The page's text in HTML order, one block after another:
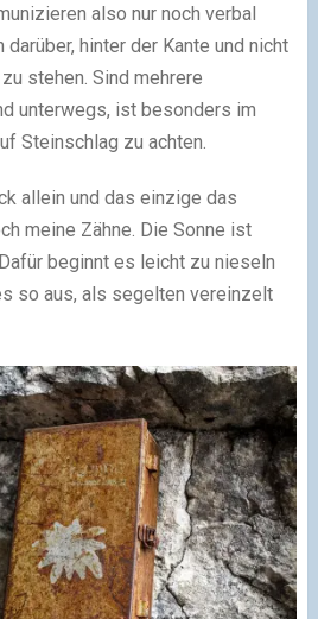
also nur noch verbal
hinter der Kante und nicht
stehen. Sind mehrere
unterwegs, ist besonders im
Steinschlag zu achten.
allein und das einzige das
meine Zähne. Die Sonne ist
beginnt es leicht zu nieseln
so aus, als segelten vereinzelt